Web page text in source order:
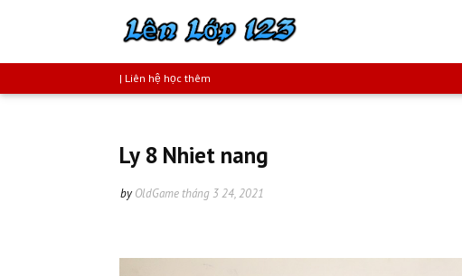
| Liên hệ học thêm
Ly 8 Nhiet nang
by OldGame tháng 3 24, 2021